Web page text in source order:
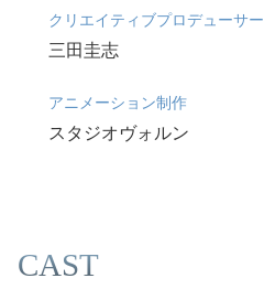
クリエイティブプロデューサー
三田圭志
アニメーション制作
スタジオヴォルン
CAST